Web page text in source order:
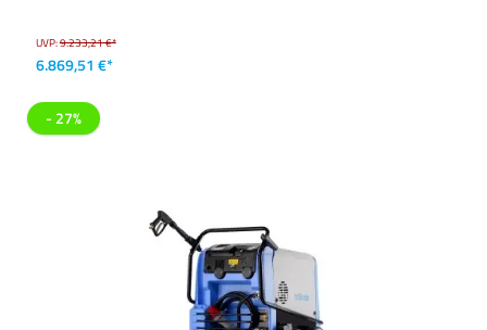
UVP:9.233,21 €*
6.869,51 €*
- 27%